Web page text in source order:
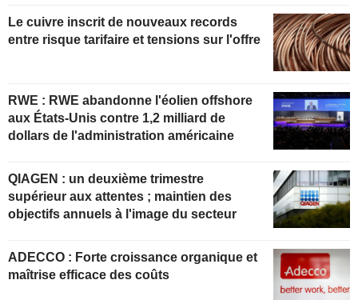
Le cuivre inscrit de nouveaux records
entre risque tarifaire et tensions sur l'offre
RWE : RWE abandonne l'éolien offshore
aux États-Unis contre 1,2 milliard de
dollars de l'administration américaine
QIAGEN : un deuxième trimestre
supérieur aux attentes ; maintien des
objectifs annuels à l'image du secteur
ADECCO : Forte croissance organique et
maîtrise efficace des coûts